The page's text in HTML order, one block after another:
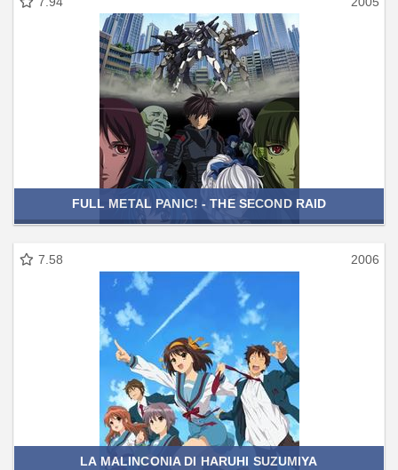
FULL METAL PANIC! - THE SECOND RAID
7.58 2006
LA MALINCONIA DI HARUHI SUZUMIYA